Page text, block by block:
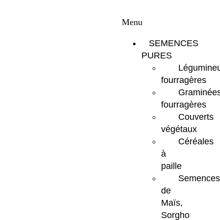
Menu
SEMENCES
PURES
fourragères
fourragères
Couverts
végétaux
Céréales
à
paille
Semences
de
Maïs,
Sorgho